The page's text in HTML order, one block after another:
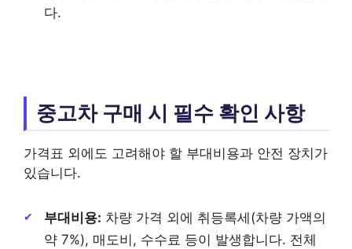
다.
중고차 구매 시 필수 확인 사항
가격표 외에도 고려해야 할 부대비용과 안전 장치가
있습니다.
부대비용: 차량 가격 외에 취등록세(차량 가액의
약 7%), 매도비, 수수료 등이 발생합니다. 전체